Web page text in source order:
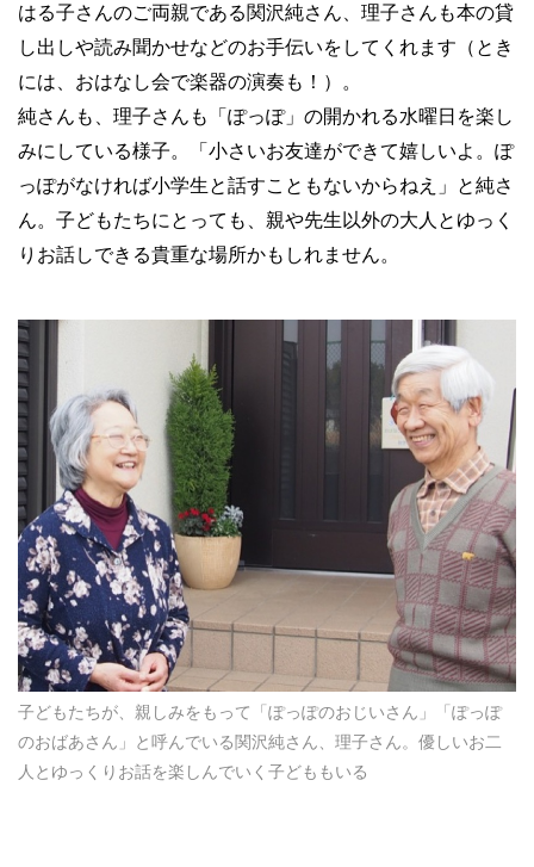
はる子さんのご両親である関沢純さん、理子さんも本の貸
し出しや読み聞かせなどのお手伝いをしてくれます（とき
には、おはなし会で楽器の演奏も！）。
純さんも、理子さんも「ぽっぽ」の開かれる水曜日を楽し
みにしている様子。「小さいお友達ができて嬉しいよ。ぽ
っぽがなければ小学生と話すこともないからねえ」と純さ
ん。子どもたちにとっても、親や先生以外の大人とゆっく
りお話しできる貴重な場所かもしれません。
子どもたちが、親しみをもって「ぽっぽのおじいさん」「ぽっぽ
のおばあさん」と呼んでいる関沢純さん、理子さん。優しいお二
人とゆっくりお話を楽しんでいく子どももいる